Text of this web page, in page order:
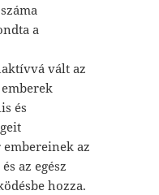
a
vált az
emberek
és
az
az egész
hozza.